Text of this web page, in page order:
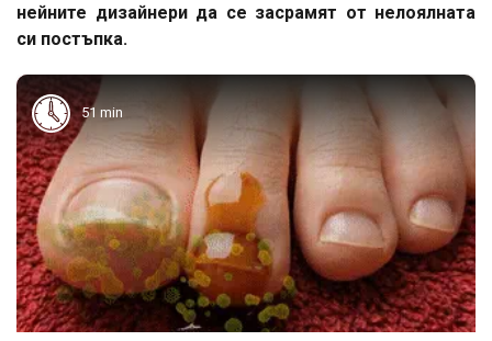
нейните дизайнери да се засрамят от нелоялната
си постъпка.
51 min